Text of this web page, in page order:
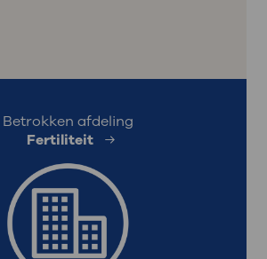
Betrokken afdeling
Fertiliteit